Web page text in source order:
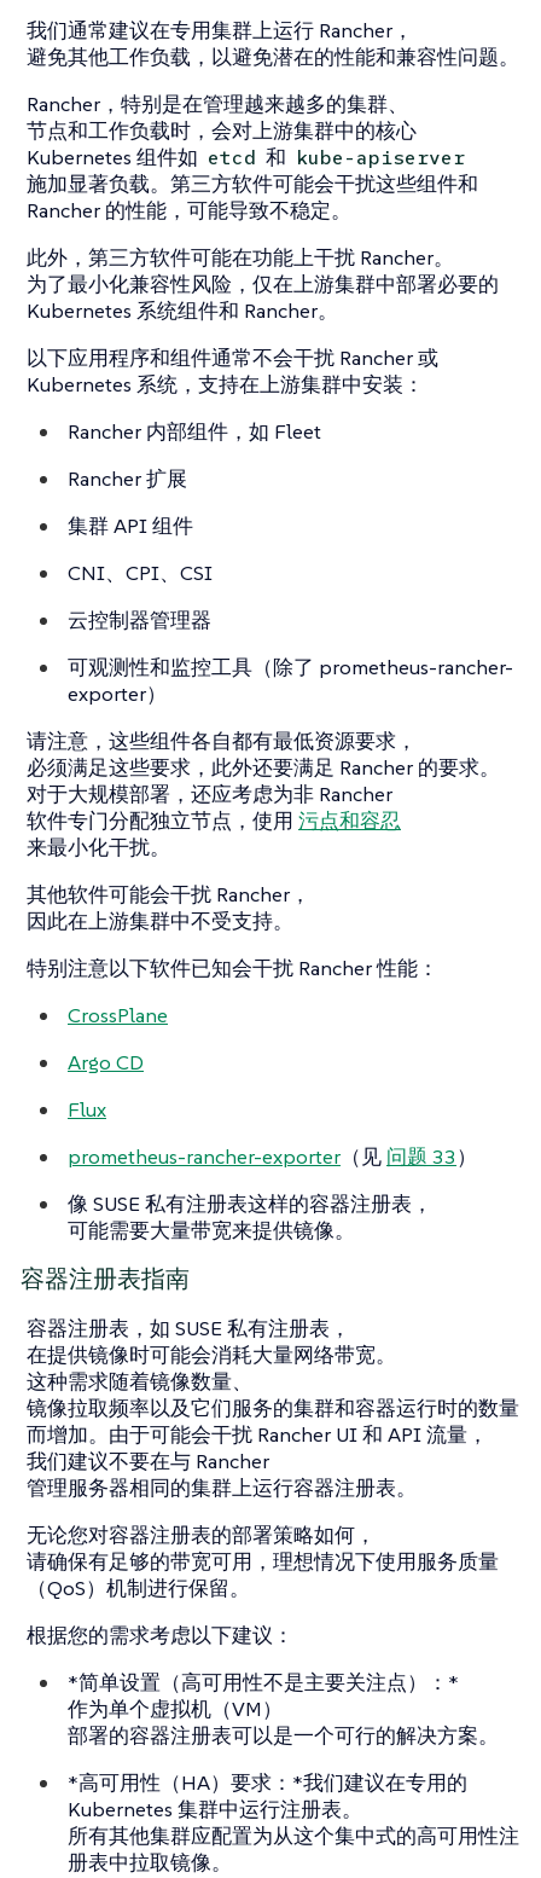
我们通常建议在专用集群上运行 Rancher，
避免其他工作负载，以避免潜在的性能和兼容性问题。
Rancher，特别是在管理越来越多的集群、
节点和工作负载时，会对上游集群中的核心
Kubernetes 组件如 etcd 和 kube-apiserver
施加显著负载。第三方软件可能会干扰这些组件和
Rancher 的性能，可能导致不稳定。
此外，第三方软件可能在功能上干扰 Rancher。
为了最小化兼容性风险，仅在上游集群中部署必要的
Kubernetes 系统组件和 Rancher。
以下应用程序和组件通常不会干扰 Rancher 或
Kubernetes 系统，支持在上游集群中安装：
Rancher 内部组件，如 Fleet
Rancher 扩展
集群 API 组件
CNI、CPI、CSI
云控制器管理器
可观测性和监控工具（除了 prometheus-rancher-
exporter）
请注意，这些组件各自都有最低资源要求，
必须满足这些要求，此外还要满足 Rancher 的要求。
对于大规模部署，还应考虑为非 Rancher
软件专门分配独立节点，使用 污点和容忍
来最小化干扰。
其他软件可能会干扰 Rancher，
因此在上游集群中不受支持。
特别注意以下软件已知会干扰 Rancher 性能：
CrossPlane
Argo CD
Flux
prometheus-rancher-exporter （见 问题 33）
像 SUSE 私有注册表这样的容器注册表，
可能需要大量带宽来提供镜像。
容器注册表指南
容器注册表，如 SUSE 私有注册表，
在提供镜像时可能会消耗大量网络带宽。
这种需求随着镜像数量、
镜像拉取频率以及它们服务的集群和容器运行时的数量
而增加。由于可能会干扰 Rancher UI 和 API 流量，
我们建议不要在与 Rancher
管理服务器相同的集群上运行容器注册表。
无论您对容器注册表的部署策略如何，
请确保有足够的带宽可用，理想情况下使用服务质量
（QoS）机制进行保留。
根据您的需求考虑以下建议：
*简单设置（高可用性不是主要关注点）：*
作为单个虚拟机（VM）
部署的容器注册表可以是一个可行的解决方案。
*高可用性（HA）要求：*我们建议在专用的
Kubernetes 集群中运行注册表。
所有其他集群应配置为从这个集中式的高可用性注
册表中拉取镜像。